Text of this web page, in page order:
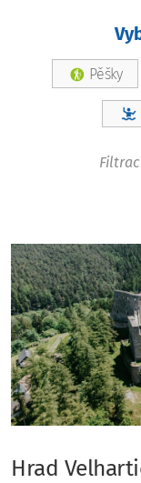
Pěšky
Hrad